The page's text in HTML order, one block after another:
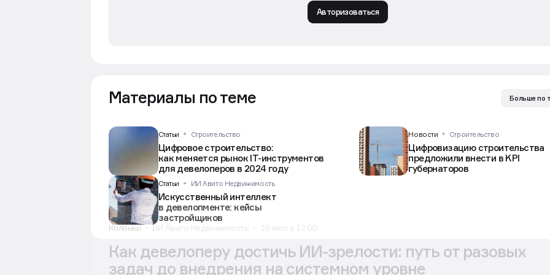
Авторизоваться
Материалы по теме
Статьи
Цифровое строительство:
как меняется рынок IT-инструментов
для девелоперов в 2024 году
Новости
Цифровизацию строительства
предложили внести в KPI
Статьи ИИ Авито Недвижимость
Искусственный интеллект
в девелопменте: кейсы
застройщиков